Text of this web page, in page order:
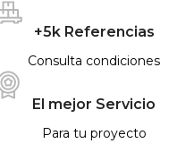
+5k Referencias
Consulta condiciones
El mejor Servicio
Para tu proyecto